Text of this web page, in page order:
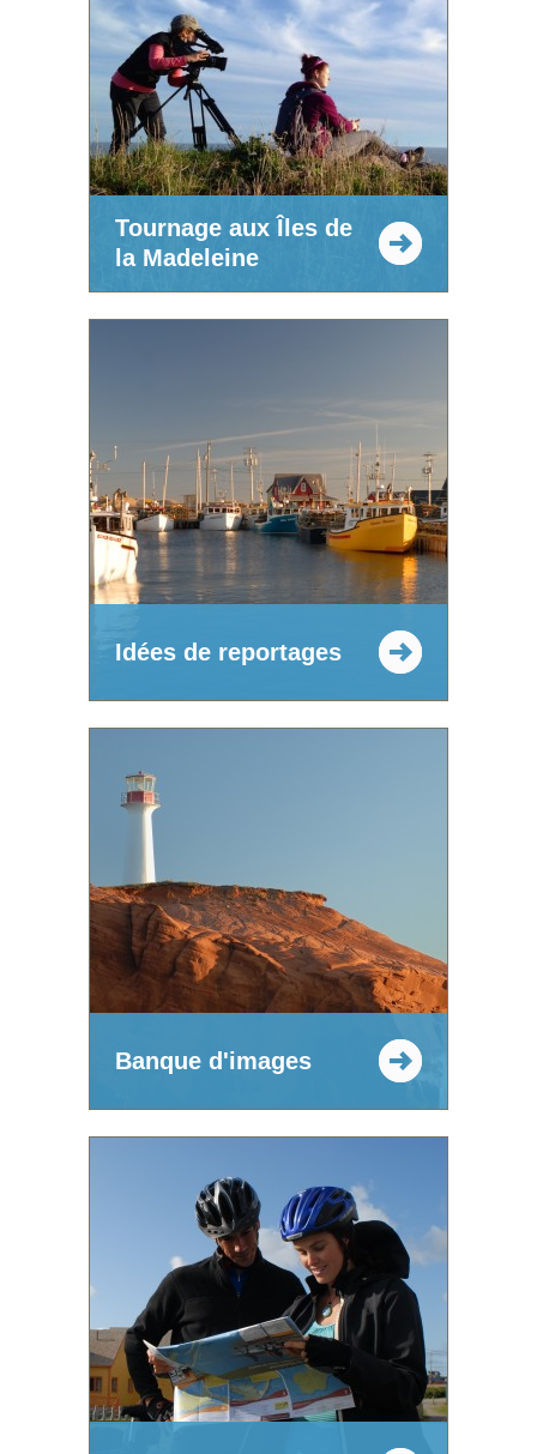
Tournage aux Îles de
la Madeleine
Idées de reportages
Banque d'images